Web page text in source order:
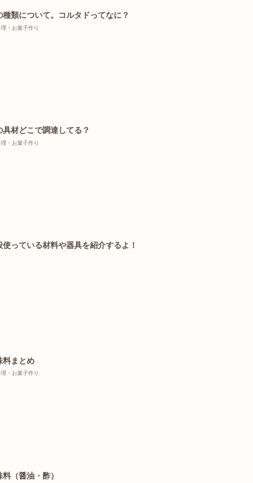
類について。コルタドってなに？
・お菓子作り
材どこで調達してる？
・お菓子作り
っている材料や器具を紹介するよ！
料まとめ
・お菓子作り
（醤油・酢）